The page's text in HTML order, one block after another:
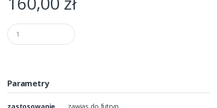
Q
u
a
t
yParametry